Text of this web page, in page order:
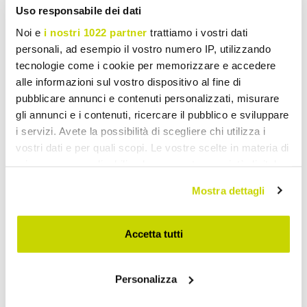
Uso responsabile dei dati
Noi e i nostri 1022 partner trattiamo i vostri dati
personali, ad esempio il vostro numero IP, utilizzando
tecnologie come i cookie per memorizzare e accedere
alle informazioni sul vostro dispositivo al fine di
pubblicare annunci e contenuti personalizzati, misurare
gli annunci e i contenuti, ricercare il pubblico e sviluppare
i servizi. Avete la possibilità di scegliere chi utilizza i
vostri dati e per quali scopi. Le vostre scelte in materia di
modificare o revocare il proprio consenso in qualsiasi
momento dalla Dichiarazione sui cookie o facendo clic
sull'icona di attivazione della privacy.
raccogliere informazioni sulla tua posizione
Mostra dettagli
Accetta tutti
Personalizza